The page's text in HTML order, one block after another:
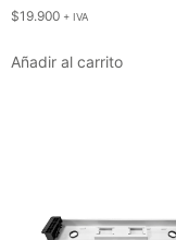
$19.900 + IVA
Añadir al carrito